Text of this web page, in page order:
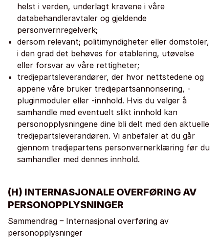
helst i verden, underlagt kravene i våre
databehandleravtaler og gjeldende
personvernregelverk;
dersom relevant; politimyndigheter eller domstoler,
i den grad det behøves for etablering, utøvelse
eller forsvar av våre rettigheter;
tredjepartsleverandører, der hvor nettstedene og
appene våre bruker tredjepartsannonsering, -
pluginmoduler eller -innhold. Hvis du velger å
samhandle med eventuelt slikt innhold kan
personopplysningene dine bli delt med den aktuelle
tredjepartsleverandøren. Vi anbefaler at du går
gjennom tredjepartens personvernerklæring før du
samhandler med dennes innhold.
(H) INTERNASJONALE OVERFØRING AV
PERSONOPPLYSNINGER
Sammendrag – Internasjonal overføring av
personopplysninger